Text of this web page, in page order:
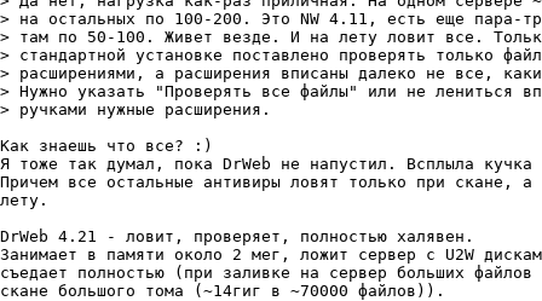
> на остальных по 100-200. Это NW 4.11, есть еще пара-
> там по 50-100. Живет везде. И на лету ловит все.
> стандартной установке поставлено проверять только
> расширениями, а расширения вписаны далеко не все,
> Нужно указать "Проверять все файлы" или не лениться
> ручками нужные расширения.
Как знаешь что все? :)
Я тоже так думал, пока DrWeb не напустил. Всплыла кучка
Причем все остальные антивиры ловят только при скане,
лету.
DrWeb 4.21 - ловит, проверяет, полностью халявен.
Занимает в памяти около 2 мег, ложит сервер с U2W
съедает полностью (при заливке на сервер больших файлов
скане большого тома (~14гиг в ~70000 файлов)).